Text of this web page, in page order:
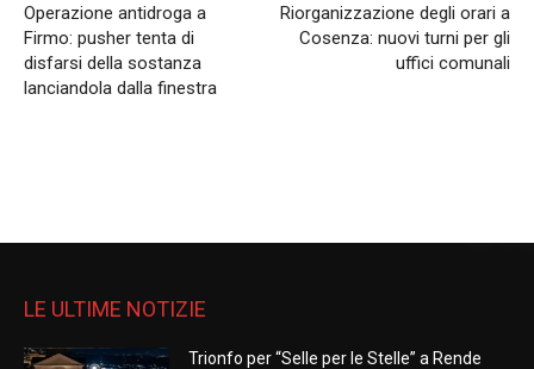
Operazione antidroga a
Firmo: pusher tenta di
disfarsi della sostanza
lanciandola dalla finestra
Riorganizzazione degli orari a
Cosenza: nuovi turni per gli
uffici comunali
LE ULTIME NOTIZIE
Trionfo per “Selle per le Stelle” a Rende